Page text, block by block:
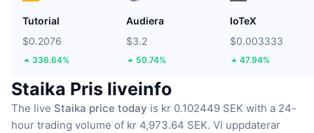
Tutorial
$0.2076
336.64%
Audiera
$3.2
50.74%
IoTeX
$0.003333
47.94%
Staika Pris liveinfo
The live Staika price today is kr 0.102449 SEK with a 24-
hour trading volume of kr 4,973.64 SEK. Vi uppdaterar